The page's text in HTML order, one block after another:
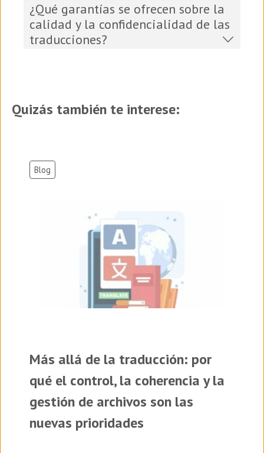
¿Qué garantías se ofrecen sobre la
calidad y la confidencialidad de las
traducciones?
Quizás también te interese:
Blog
Más allá de la traducción: por
qué el control, la coherencia y la
gestión de archivos son las
nuevas prioridades